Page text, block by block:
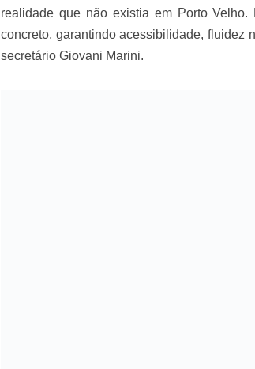
realidade que não existia em Porto
concreto, garantindo acessibilidade, fluidez
secretário Giovani Marini.